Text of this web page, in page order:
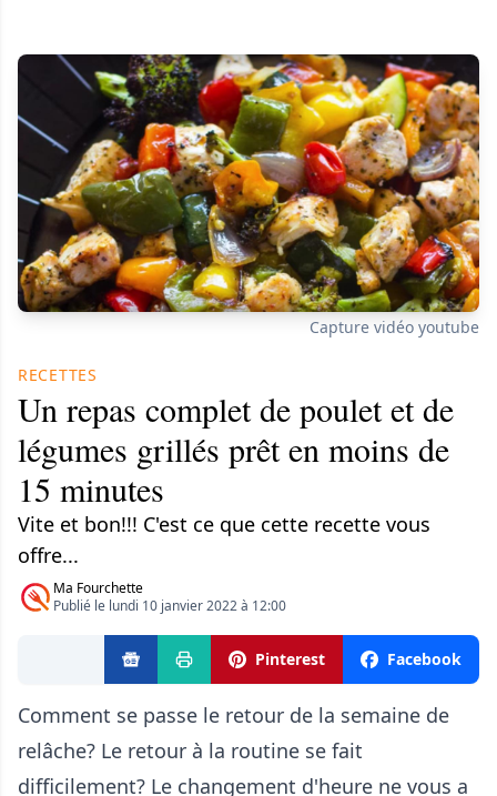
Capture vidéo youtube
RECETTES
Un repas complet de poulet et de
légumes grillés prêt en moins de
15 minutes
Vite et bon!!! C'est ce que cette recette vous
offre...
Ma Fourchette
Publié le lundi 10 janvier 2022 à 12:00
Pinterest Facebook
Comment se passe le retour de la semaine de
relâche? Le retour à la routine se fait
difficilement? Le changement d'heure ne vous a